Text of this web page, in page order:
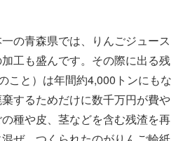
の青森県では、りんごジュース
工も盛んです。その際に出る残
こと）は年間約4,000トンにもな
するためだけに数千万円が費や
種や皮、茎などを含む残渣を再